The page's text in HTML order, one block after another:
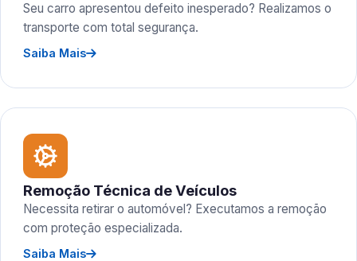
Seu carro apresentou defeito inesperado? Realizamos o
transporte com total segurança.
Saiba Mais
Remoção Técnica de Veículos
Necessita retirar o automóvel? Executamos a remoção
com proteção especializada.
Saiba Mais